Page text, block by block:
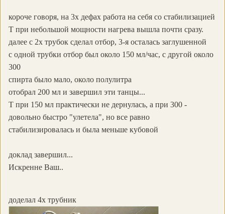
короче говоря, на 3х дефах работа на себя со стабилизацией
Т при небольшой мощности нагрева вышла почти сразу.
далее с 2х трубок сделал отбор, 3-я осталась заглушенной
с одной трубки отбор был около 150 мл/час, с другой около
300
спирта было мало, около полулитра
отобрал 200 мл и завершил эти танцы...
Т при 150 мл практически не дернулась, а при 300 -
довольно быстро "улетела", но все равно
стабилизировалась и была меньше кубовой
доклад завершил...
Искренне Ваш..
доделал 4х трубник